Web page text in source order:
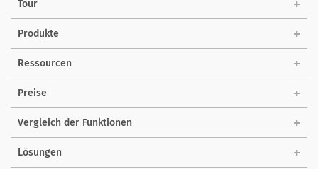
Tour
Produkte
Ressourcen
Preise
Vergleich der Funktionen
Lösungen